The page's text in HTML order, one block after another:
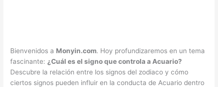
Bienvenidos a Monyin.com. Hoy profundizaremos en un tema
fascinante: ¿Cuál es el signo que controla a Acuario?
Descubre la relación entre los signos del zodiaco y cómo
ciertos signos pueden influir en la conducta de Acuario dentro